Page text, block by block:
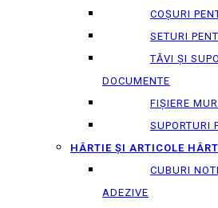
COȘURI
SETURI
TĂVI ȘI
DOCUMENTE
FIȘIERE
SUPORTURI
HÂRTIE ȘI ARTICOLE
CUBURI
ADEZIVE